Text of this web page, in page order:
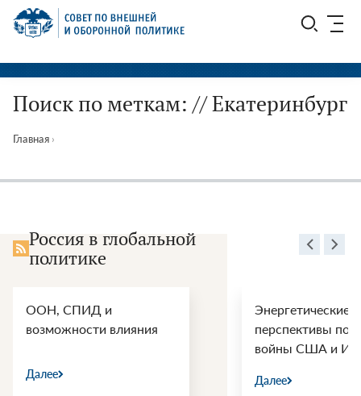
Перейти
СВОП
Поиск по меткам: // Екатеринбург
Главная ›
Россия в глобальной
политике
ООН, СПИД и
возможности влияния
Далее
Энергетические
перспективы
войны США и
Далее